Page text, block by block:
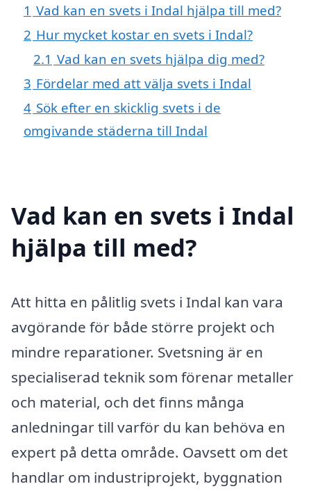
1 Vad kan en svets i Indal hjälpa till med?
2 Hur mycket kostar en svets i Indal?
2.1 Vad kan en svets hjälpa dig med?
3 Fördelar med att välja svets i Indal
4 Sök efter en skicklig svets i de
omgivande städerna till Indal
Vad kan en svets i Indal
hjälpa till med?
Att hitta en pålitlig svets i Indal kan vara
avgörande för både större projekt och
mindre reparationer. Svetsning är en
specialiserad teknik som förenar metaller
och material, och det finns många
anledningar till varför du kan behöva en
expert på detta område. Oavsett om det
handlar om industriprojekt, byggnation